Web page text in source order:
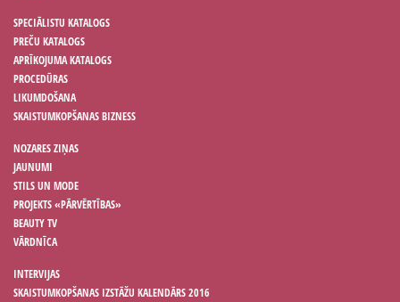
SPECIĀLISTU KATALOGS
PREČU KATALOGS
APRĪKOJUMA KATALOGS
PROCEDŪRAS
LIKUMDOŠANA
SKAISTUMKOPŠANAS BIZNESS
NOZARES ZIŅAS
JAUNUMI
STILS UN MODE
PROJEKTS «PĀRVĒRTĪBAS»
BEAUTY TV
VĀRDNĪCA
INTERVIJAS
SKAISTUMKOPŠANAS IZSTĀŽU KALENDĀRS 2016